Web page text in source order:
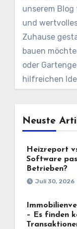
unserem
und
Zuhause
bauen
oder
hilfreichen
Neuste
Heizreport
Software
Betrieben?
Juli 30, 2026
– Es finden